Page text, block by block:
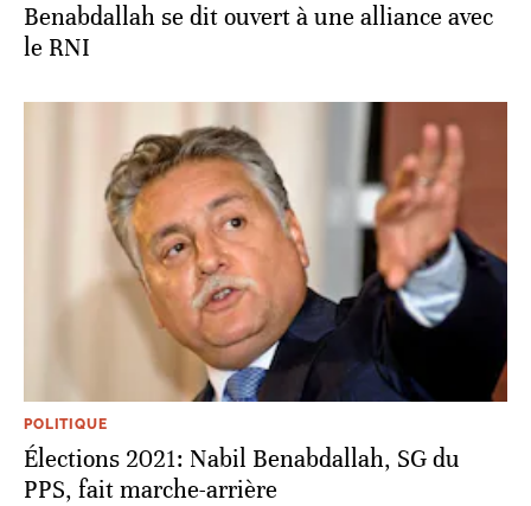
Benabdallah se dit ouvert à une alliance avec
le RNI
POLITIQUE
Élections 2021: Nabil Benabdallah, SG du
PPS, fait marche-arrière